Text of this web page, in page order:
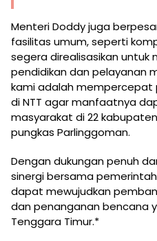
Menteri Doddy juga
fasilitas umum, seperti
segera direalisasikan untuk
pendidikan dan pelayanan
kami adalah mempercepat
di NTT agar manfaatnya
masyarakat di 22
pungkas Parlinggoman.
Dengan dukungan penuh
sinergi bersama pemerintah
dapat mewujudkan
dan penanganan bencana
Tenggara Timur.*